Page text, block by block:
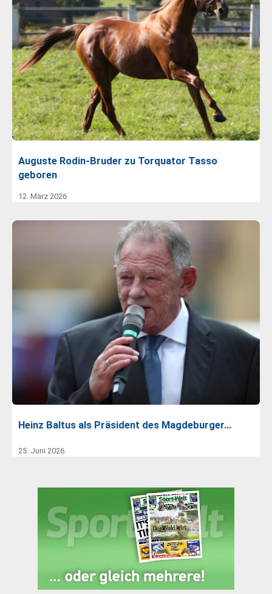
Auguste Rodin-Bruder zu Torquator Tasso
geboren
12. März 2026
Heinz Baltus als Präsident des Magdeburger…
25. Juni 2026